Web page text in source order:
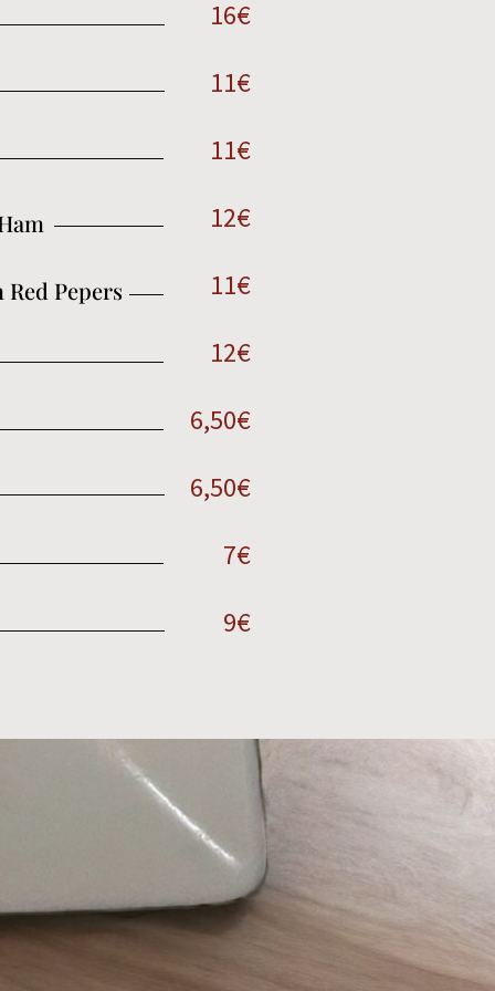
16€
11€
11€
12€
Pepers
11€
12€
6,50€
6,50€
7€
9€